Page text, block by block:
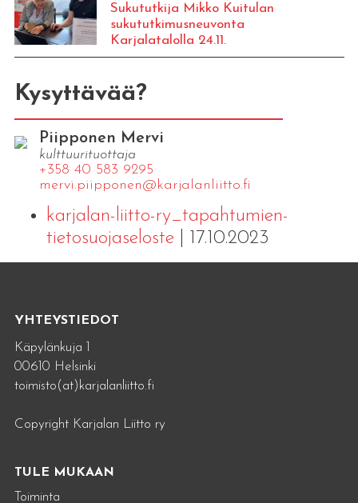
Sukututkija Mikko Kuitulan
sukututkimusneuvonta
Karjalatalolla 24.11.
Kysyttävää?
Piipponen Mervi
kulttuurituottaja
+358 40 583 9295
mervi.​piipponen@​kar​jala​nlii​tto.​fi
karjalan-liitto-ry_tapahtumien-
tietosuojaseloste| 17.10.2023
YHTEYSTIEDOT
Käpylänkuja 1
00610 Helsinki
toimisto(at)karjalanliitto.fi
Copyright Karjalan Liitto ry
TULE MUKAAN
Toiminta